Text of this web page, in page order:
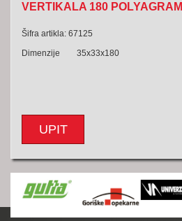
VERTIKALA 180 POLYAGRAM
Šifra artikla: 67125
Dimenzije 35x33x180
UPIT